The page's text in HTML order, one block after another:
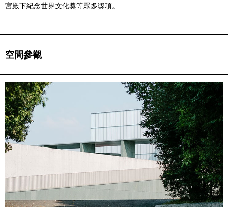
宮殿下紀念世界文化獎等眾多獎項。
空間參觀